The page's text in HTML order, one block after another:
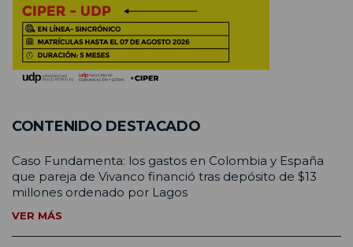
CONTENIDO DESTACADO
Caso Fundamenta: los gastos en Colombia y España
que pareja de Vivanco financió tras depósito de $13
millones ordenado por Lagos
VER MÁS